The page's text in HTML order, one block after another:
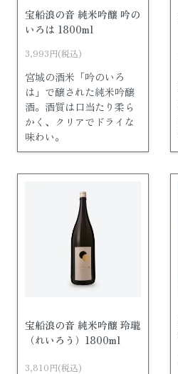
宝船浪の音 純米吟醸 吟の
いろは 1800ml
3,993円(税込)
宮城の酒米「吟のいろ
は」で醸された純米吟醸
酒。酒質は口当たり柔ら
かく、クリアでドライな
味わい。
宝船浪の音 純米吟醸 玲瓏
（れいろう）1800ml
3,810円(税込)